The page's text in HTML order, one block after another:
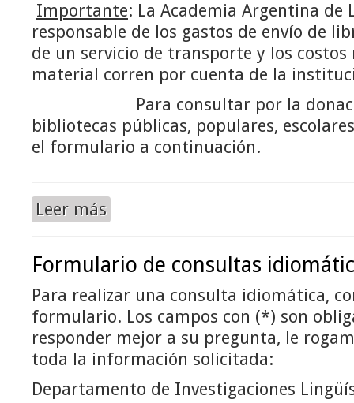
Importante: La Academia Argentina de
responsable de los gastos de envío de
de un servicio de transporte y los
material corren por cuenta de la
Para consultar por la
bibliotecas públicas, populares,
el formulario a continuación.
Leer más
Formulario de consultas
Para realizar una consulta idiomática,
formulario. Los campos con (*) son
responder mejor a su pregunta, le
toda la información solicitada:
Departamento de Investigaciones